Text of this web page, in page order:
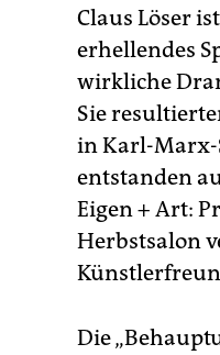
Claus Löser
erhellendes
wirkliche
Sie
in Karl-Marx-
entstanden
Eigen + Art:
Herbstsalon
Die